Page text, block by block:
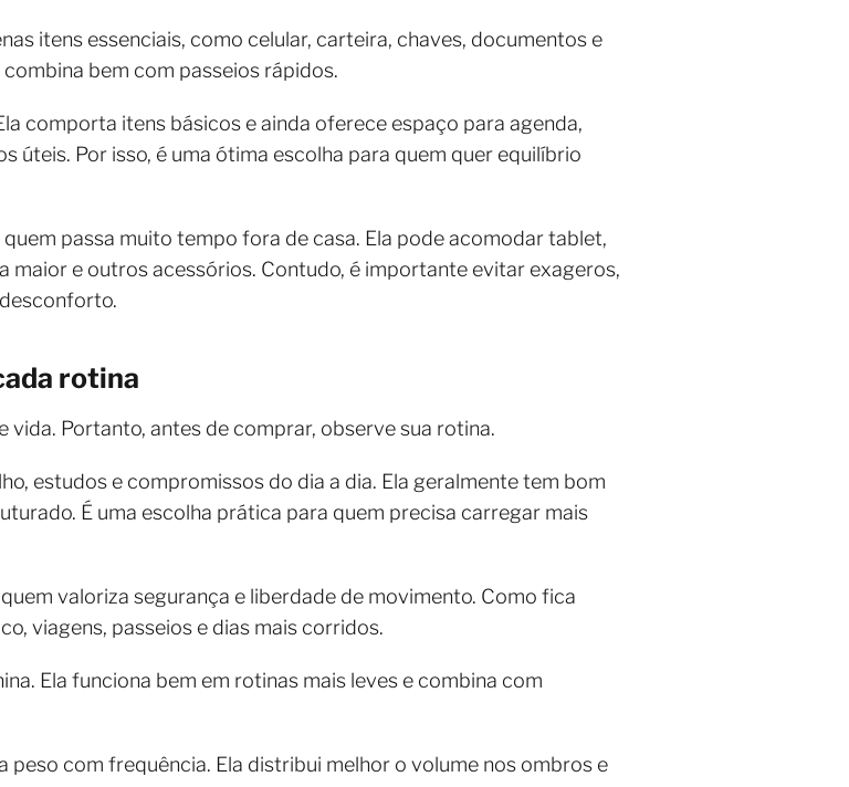
itens essenciais, como celular, carteira, chaves, documentos e
bem com passeios rápidos.
comporta itens básicos e ainda oferece espaço para agenda,
úteis. Por isso, é uma ótima escolha para quem quer equilíbrio
passa muito tempo fora de casa. Ela pode acomodar tablet,
maior e outros acessórios. Contudo, é importante evitar exageros,
rotina
vida. Portanto, antes de comprar, observe sua rotina.
estudos e compromissos do dia a dia. Ela geralmente tem bom
É uma escolha prática para quem precisa carregar mais
valoriza segurança e liberdade de movimento. Como fica
viagens, passeios e dias mais corridos.
Ela funciona bem em rotinas mais leves e combina com
peso com frequência. Ela distribui melhor o volume nos ombros e